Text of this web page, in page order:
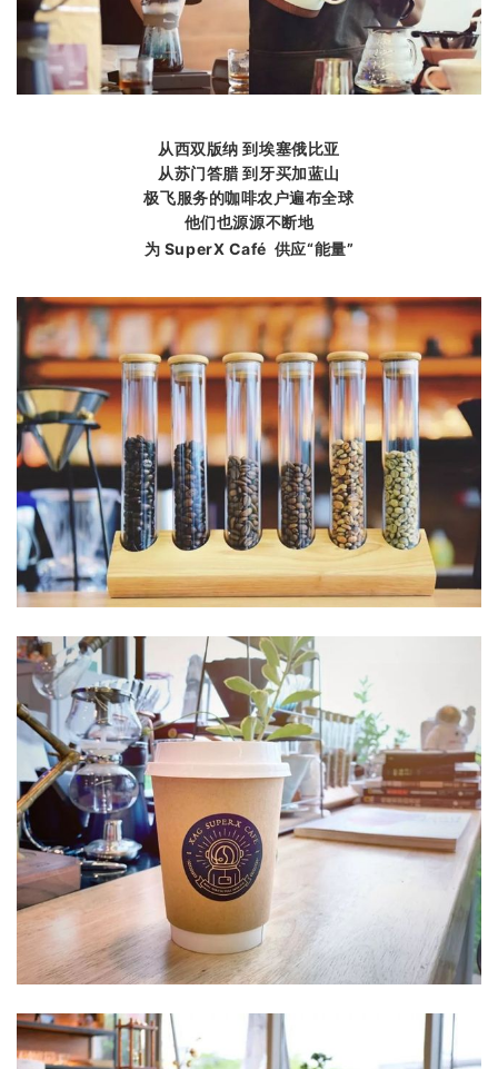
从西双版纳 到埃塞俄比亚
从苏门答腊 到牙买加蓝山
极飞服务的咖啡农户遍布全球
他们也源源不断地
为 SuperX Café 供应“能量”